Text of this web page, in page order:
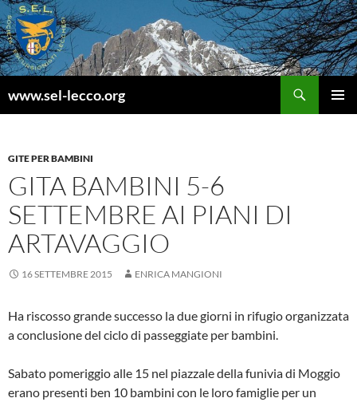
Vai
al
contenuto
www.sel-lecco.org
GITE PER BAMBINI
GITA BAMBINI 5-6
SETTEMBRE AI PIANI DI
ARTAVAGGIO
16 SETTEMBRE 2015 ENRICA MANGIONI
Ha riscosso grande successo la due giorni in rifugio organizzata
a conclusione del ciclo di passeggiate per bambini.
Sabato pomeriggio alle 15 nel piazzale della funivia di Moggio
erano presenti ben 10 bambini con le loro famiglie per un